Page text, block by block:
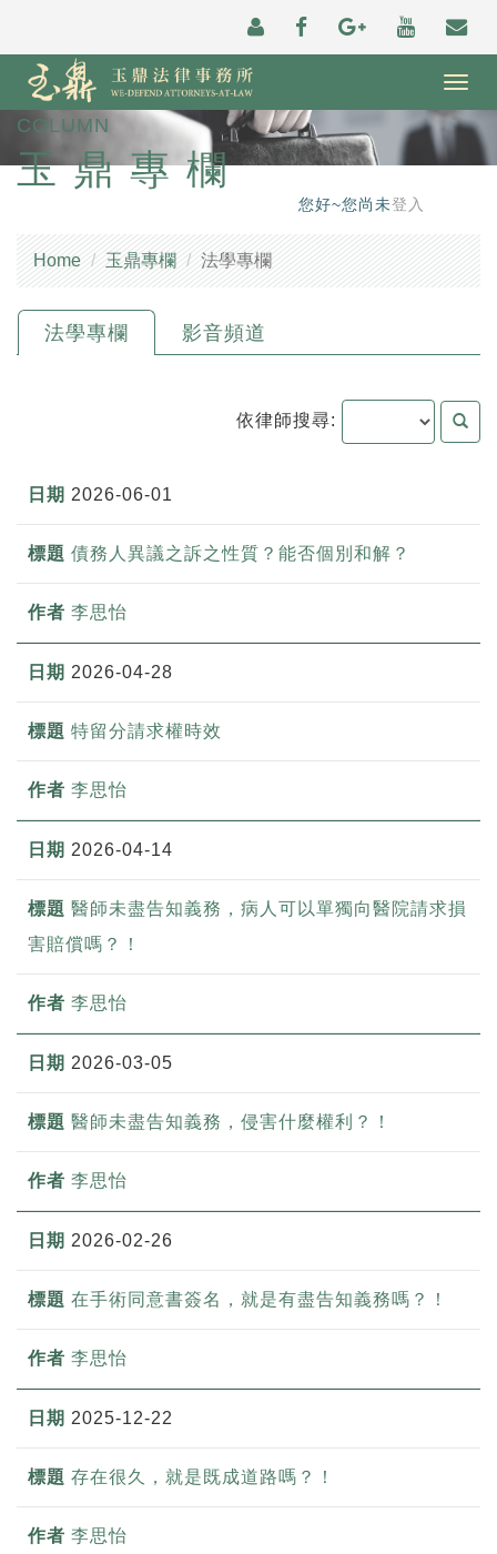
COLUMN
玉鼎專欄
您好~您尚未登入
Home 玉鼎專欄 法學專欄
法學專欄 影音頻道
依律師搜尋:
2026-06-01
債務人異議之訴之性質？能否個別和解？
李思怡
2026-04-28
特留分請求權時效
李思怡
2026-04-14
醫師未盡告知義務，病人可以單獨向醫院請求損
害賠償嗎？！
李思怡
2026-03-05
醫師未盡告知義務，侵害什麼權利？！
李思怡
2026-02-26
在手術同意書簽名，就是有盡告知義務嗎？！
李思怡
2025-12-22
存在很久，就是既成道路嗎？！
李思怡